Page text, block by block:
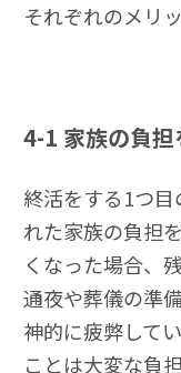
それぞれのメリ
4-1 家族の負
終活をする1つ
れた家族の負担
くなった場合、
通夜や葬儀の準
神的に疲弊して
ことは大変な負担